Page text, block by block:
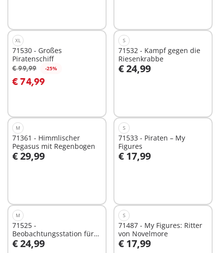
XL
71530 - Großes
Piratenschiff
€ 99,99 -25%
€ 74,99
In den Warenkorb
S
71532 - Kampf gegen die
Riesenkrabbe
€ 24,99
In den Warenkorb
M
71361 - Himmlischer
Pegasus mit Regenbogen
€ 29,99
In den Warenkorb
S
71533 - Piraten – My
Figures
€ 17,99
In den Warenkorb
M
71525 -
Beobachtungsstation für
Dimorphodon
€ 24,99
In den Warenkorb
S
71487 - My Figures: Ritter
von Novelmore
€ 17,99